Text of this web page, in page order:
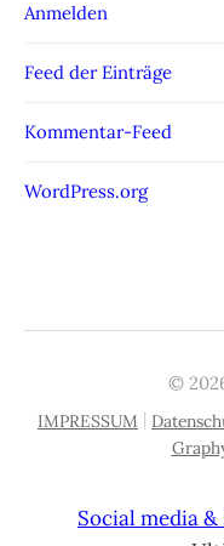
Anmelden
Feed der Einträge
Kommentar-Feed
WordPress.org
©
IMPRESSUM |
Social media